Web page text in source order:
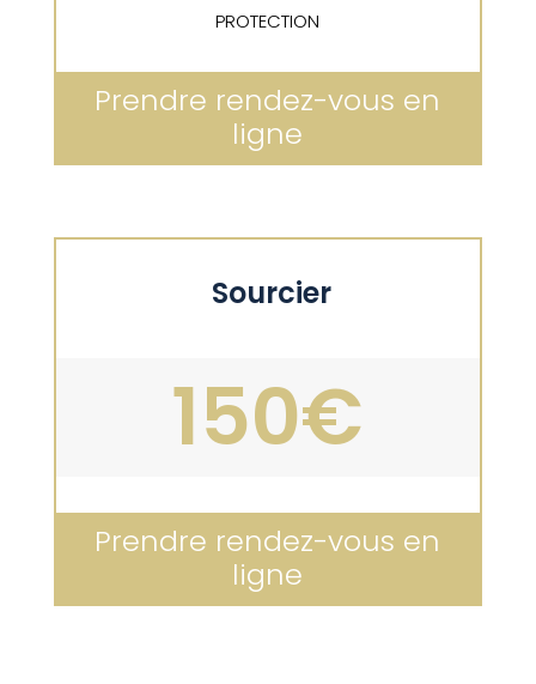
PROTECTION
Prendre rendez-vous en
ligne
Sourcier
150€
Prendre rendez-vous en
ligne